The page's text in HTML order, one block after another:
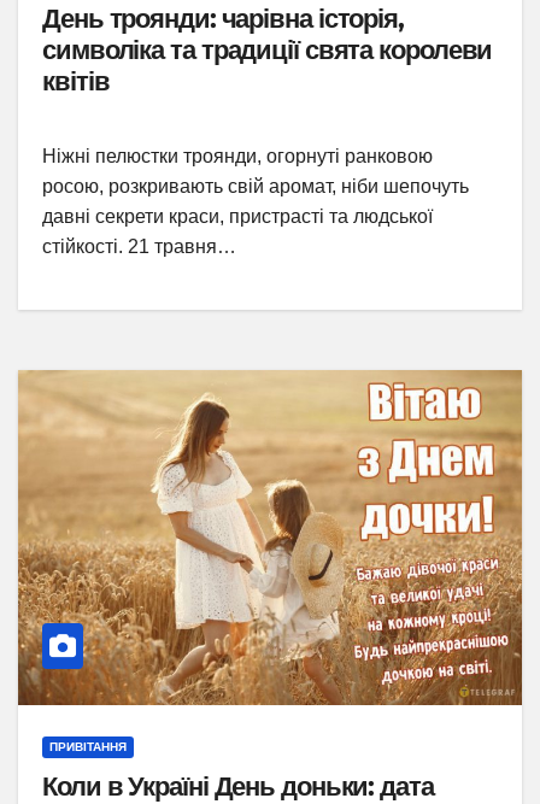
День троянди: чарівна історія,
символіка та традиції свята королеви
квітів
Ніжні пелюстки троянди, огорнуті ранковою
росою, розкривають свій аромат, ніби шепочуть
давні секрети краси, пристрасті та людської
стійкості. 21 травня…
ПРИВІТАННЯ
Коли в Україні День доньки: дата